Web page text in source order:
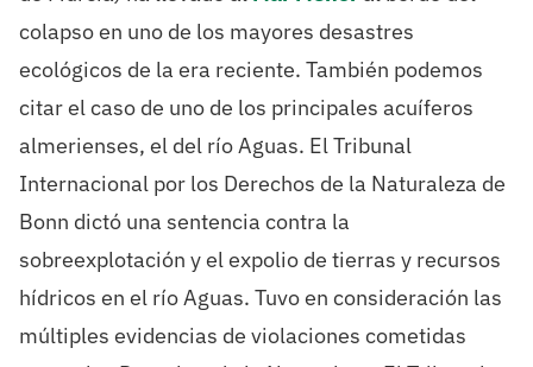
colapso en uno de los mayores desastres
ecológicos de la era reciente. También podemos
citar el caso de uno de los principales acuíferos
almerienses, el del río Aguas. El Tribunal
Internacional por los Derechos de la Naturaleza de
Bonn dictó una sentencia contra la
sobreexplotación y el expolio de tierras y recursos
hídricos en el río Aguas. Tuvo en consideración las
múltiples evidencias de violaciones cometidas